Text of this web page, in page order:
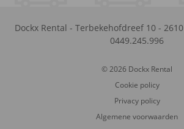
Dockx Rental - Terbekehofdreef 10 - 2610
0449.245.996
© 2026 Dockx Rental
Cookie policy
Privacy policy
Algemene voorwaarden